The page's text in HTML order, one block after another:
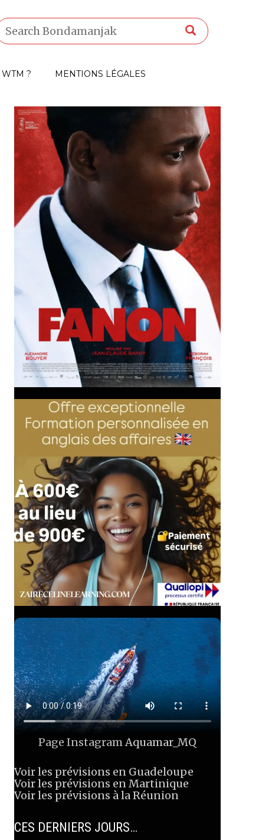
WTM ? MENTIONS LÉGALES
Page InstagramAquamar_MQ
Voir les prévisions en Guadeloupe
Voir les prévisions en Martinique
Voir les prévisions à la Réunion
CES DERNIERS JOURS…